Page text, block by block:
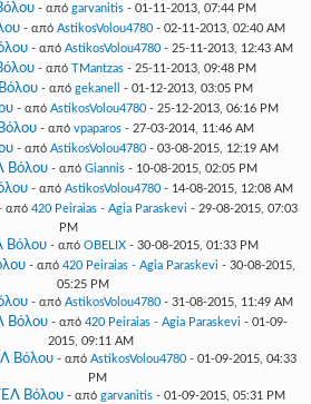
- από garvanitis - 01-11-2013, 07:44 PM
- από AstikosVolou4780 - 02-11-2013, 02:40 AM
- από AstikosVolou4780- 25-11-2013, 12:43 AM
- από TMantzas - 25-11-2013, 09:48 PM
- από gekanell - 01-12-2013, 03:05 PM
- από AstikosVolou4780- 25-12-2013, 06:16 PM
- από vpaparos - 27-03-2014, 11:46 AM
- από AstikosVolou4780- 03-08-2015, 12:19 AM
Βόλου - από Giannis - 10-08-2015, 02:05 PM
- από AstikosVolou4780- 14-08-2015, 12:08 AM
από 420 Peiraias - Agia Paraskevi - 29-08-2015, 07:03
PM
Βόλου - από OBELIX - 30-08-2015, 01:33 PM
- από 420 Peiraias - Agia Paraskevi - 30-08-2015,
05:25 PM
- από AstikosVolou4780- 31-08-2015, 11:49 AM
Βόλου - από 420 Peiraias - Agia Paraskevi - 01-09-
2015, 09:11 AM
Βόλου - από AstikosVolou4780- 01-09-2015, 04:33
PM
Βόλου - από garvanitis - 01-09-2015, 05:31 PM